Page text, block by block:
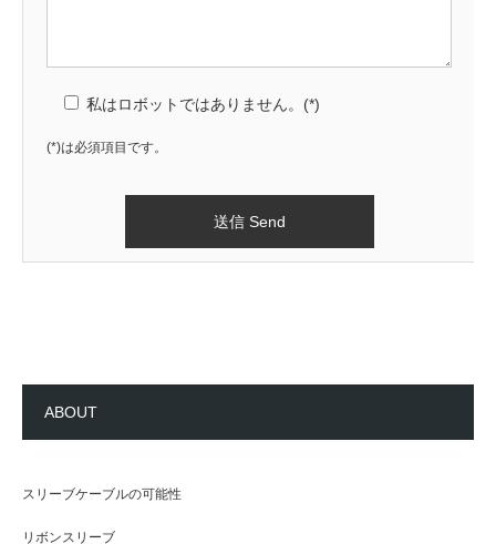
私はロボットではありません。(*)
(*)は必須項目です。
ABOUT
スリーブケーブルの可能性
リボンスリーブ